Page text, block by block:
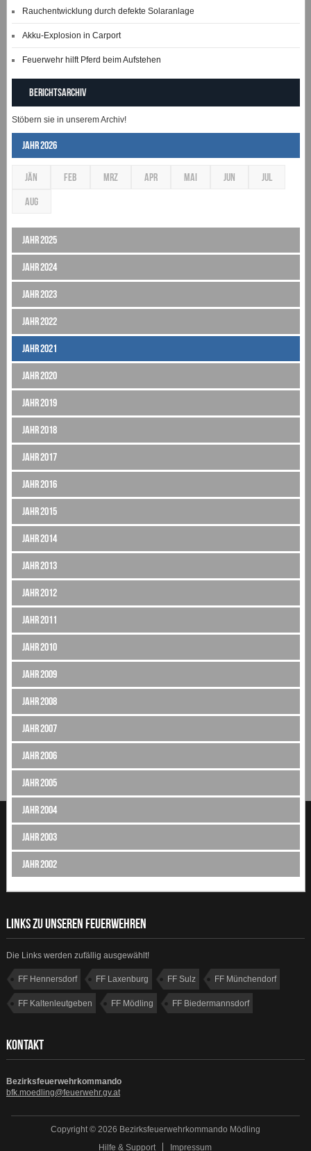
Rauchentwicklung durch defekte Solaranlage
Akku-Explosion in Carport
Feuerwehr hilft Pferd beim Aufstehen
Berichtsarchiv
Stöbern sie in unserem Archiv!
Jahr 2026
JÄN FEB MRZ APR MAI JUN JUL
AUG
Jahr 2025
Jahr 2024
Jahr 2023
Jahr 2022
Jahr 2021
Jahr 2020
Jahr 2019
Jahr 2018
Jahr 2017
Jahr 2016
Jahr 2015
Jahr 2014
Jahr 2013
Jahr 2012
Jahr 2011
Jahr 2010
Jahr 2009
Jahr 2008
Jahr 2007
Jahr 2006
Jahr 2005
Jahr 2004
Jahr 2003
Jahr 2002
LINKS ZU UNSEREN FEUERWEHREN
Die Links werden zufällig ausgewählt!
FF Hennersdorf FF Laxenburg FF Sulz FF Münchendorf
FF Kaltenleutgeben FF Mödling FF Biedermannsdorf
KONTAKT
Bezirksfeuerwehrkommando
bfk.moedling@feuerwehr.gv.at
Copyright © 2026 Bezirksfeuerwehrkommando Mödling
Hilfe & Support
Impressum